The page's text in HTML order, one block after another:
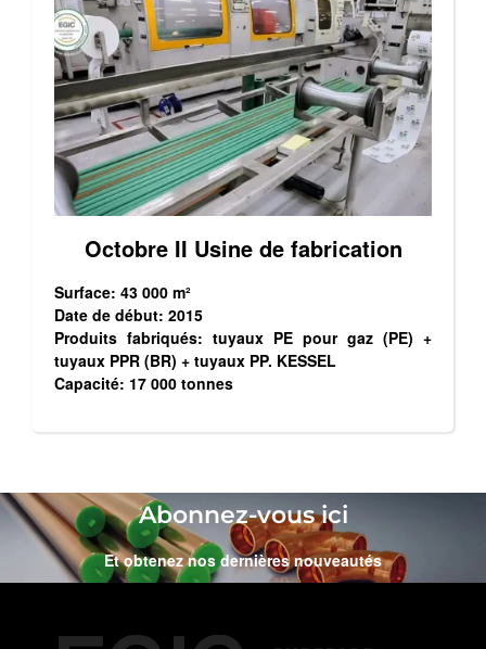
Octobre II Usine de fabrication
Surface: 43 000 m²
Date de début: 2015
Produits fabriqués: tuyaux PE pour gaz (PE) +
tuyaux PPR (BR) + tuyaux PP. KESSEL
Capacité: 17 000 tonnes
Abonnez-vous ici
Et obtenez nos dernières nouveautés